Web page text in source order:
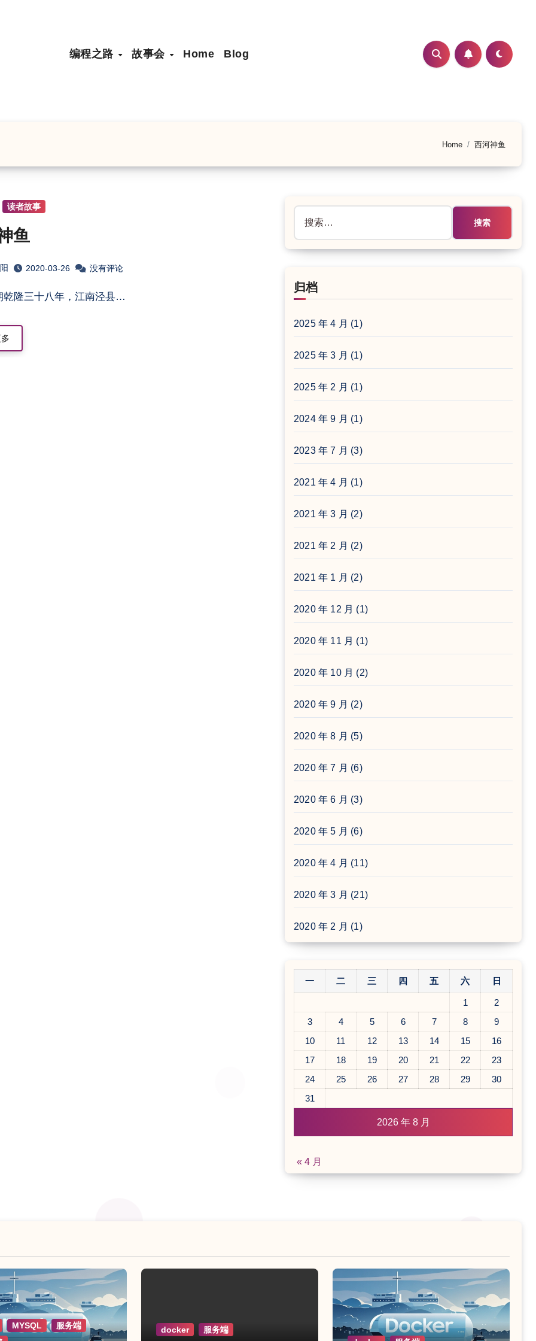
编程之路 故事会 Home Blog
Home 西河神鱼
读者故事
鱼
2020-03-26 没有评论
朝乾隆三十八年，江南泾县…
索：
归档
2025 年 4 月 (1)
2025 年 3 月 (1)
2025 年 2 月 (1)
2024 年 9 月 (1)
2023 年 7 月 (3)
2021 年 4 月 (1)
2021 年 3 月 (2)
2021 年 2 月 (2)
2021 年 1 月 (2)
2020 年 12 月 (1)
2020 年 11 月 (1)
2020 年 10 月 (2)
2020 年 9 月 (2)
2020 年 8 月 (5)
2020 年 7 月 (6)
2020 年 6 月 (3)
2020 年 5 月 (6)
2020 年 4 月 (11)
2020 年 3 月 (21)
2020 年 2 月 (1)
2026 年 8 月
一 二 三 四 五 六 日
1
2
3
4 5 6 7 8
9
10
11 12 13 14 15
16
17
18 19 20 21 22
23
24
25 26 27 28 29
30
31
« 4 月
MYSQL
服务端
docker
服务端